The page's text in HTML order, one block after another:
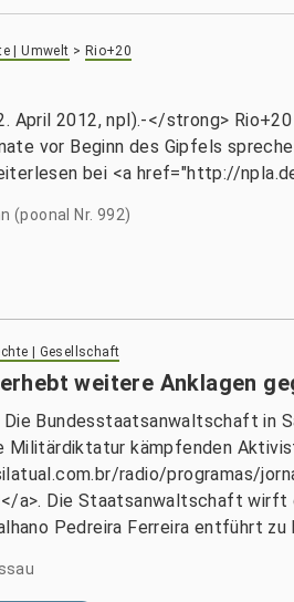
| Umwelt > Rio+20
April 2012, npl).-</strong>
vor Beginn des Gipfels
bei <a href="http://
(poonal Nr. 992)
| Gesellschaft
weitere Anklagen
Bundesstaatsanwaltschaft in
Militärdiktatur kämpfenden
radio/programas/
a>. Die Staatsanwaltschaft
Pedreira Ferreira entführt zu